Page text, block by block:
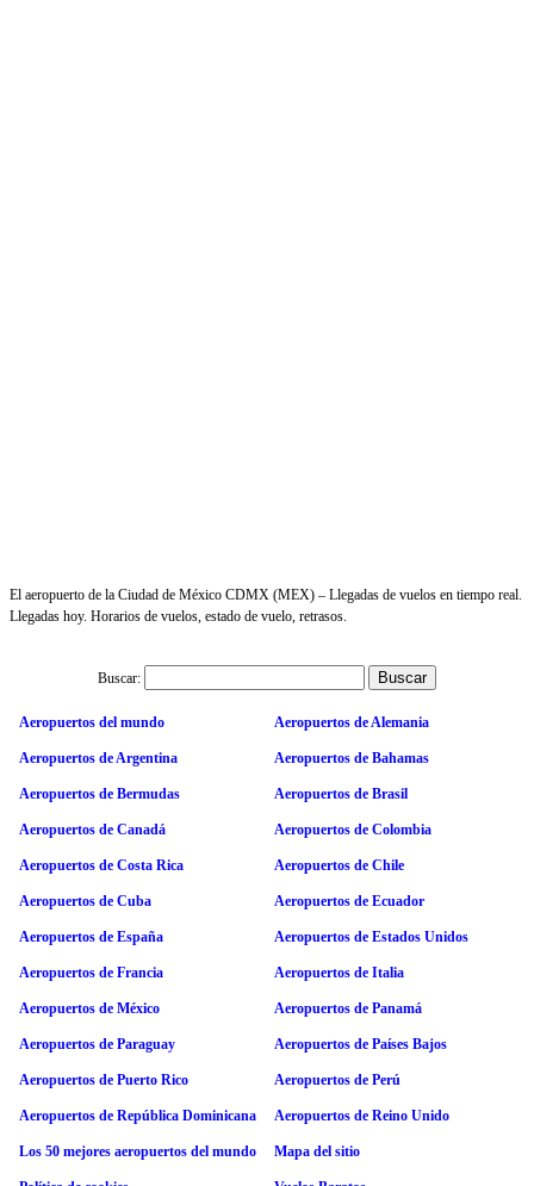
El aeropuerto de la Ciudad de México CDMX (MEX) – Llegadas de vuelos en tiempo real.
Llegadas hoy. Horarios de vuelos, estado de vuelo, retrasos.
Buscar:
Aeropuertos del mundo Aeropuertos de Alemania
Aeropuertos de Argentina Aeropuertos de Bahamas
Aeropuertos de Bermudas Aeropuertos de Brasil
Aeropuertos de Canadá Aeropuertos de Colombia
Aeropuertos de Costa Rica Aeropuertos de Chile
Aeropuertos de Cuba Aeropuertos de Ecuador
Aeropuertos de España Aeropuertos de Estados Unidos
Aeropuertos de Francia Aeropuertos de Italia
Aeropuertos de México Aeropuertos de Panamá
Aeropuertos de Paraguay Aeropuertos de Países Bajos
Aeropuertos de Puerto Rico Aeropuertos de Perú
Aeropuertos de República Dominicana Aeropuertos de Reino Unido
Los 50 mejores aeropuertos del mundo Mapa del sitio